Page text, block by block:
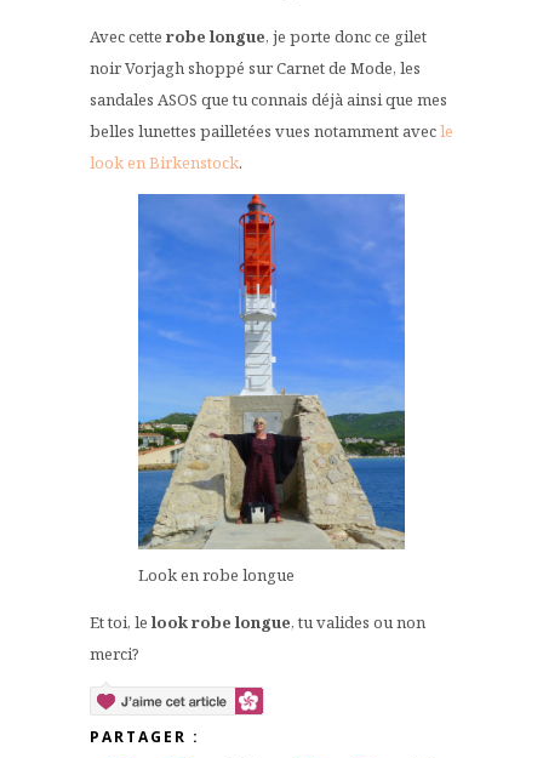
Avec cette robe longue, je porte donc ce gilet
noir Vorjagh shoppé sur Carnet de Mode, les
sandales ASOS que tu connais déjà ainsi que mes
belles lunettes pailletées vues notamment avecle
look en Birkenstock.
Look en robe longue
Et toi, le look robe longue, tu valides ou non
merci?
PARTAGER :